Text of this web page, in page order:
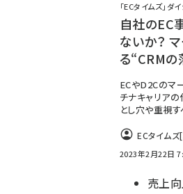
「ECタイムズ」ダ
自社のEC
ないか？
る“CRMの
ECやD2Cのマ
チナキャリア
とし穴や重視
ECタイムズ
2023年2月22日
売上